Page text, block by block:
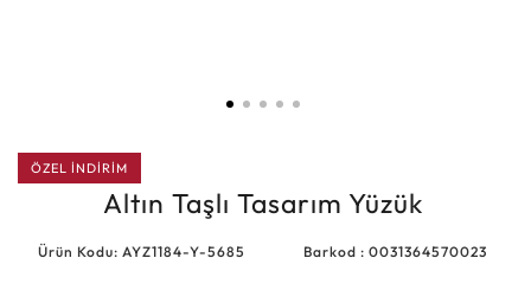
ÖZEL İNDİRİM
Altın Taşlı Tasarım Yüzük
Ürün Kodu: AYZ1184-Y-5685 Barkod : 0031364570023